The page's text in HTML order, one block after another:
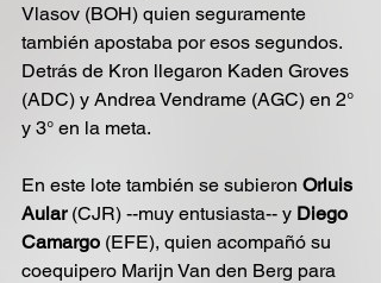
Vlasov (BOH) quien seguramente
también apostaba por esos segundos.
Detrás de Kron llegaron Kaden Groves
(ADC) y Andrea Vendrame (AGC) en 2°
y 3° en la meta.
En este lote también se subieron Orluis
Aular (CJR) --muy entusiasta-- y Diego
Camargo (EFE), quien acompañó su
coequipero Marijn Van den Berg para